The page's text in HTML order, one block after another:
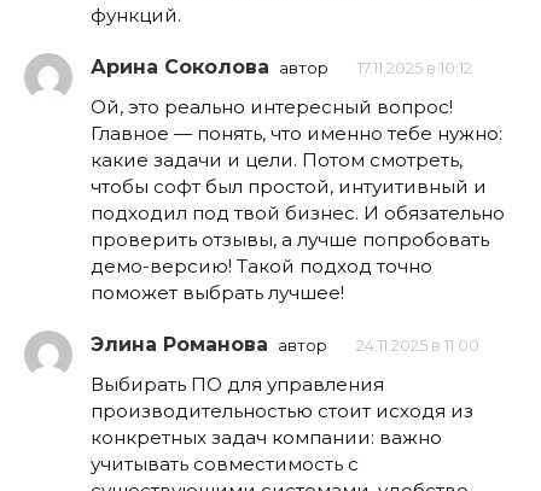
функций.
Арина Соколова автор 17.11.2025 в 10:12
Ой, это реально интересный вопрос!
Главное — понять, что именно тебе нужно:
какие задачи и цели. Потом смотреть,
чтобы софт был простой, интуитивный и
подходил под твой бизнес. И обязательно
проверить отзывы, а лучше попробовать
демо-версию! Такой подход точно
поможет выбрать лучшее!
Элина Романова автор 24.11.2025 в 11:00
Выбирать ПО для управления
производительностью стоит исходя из
конкретных задач компании: важно
учитывать совместимость с